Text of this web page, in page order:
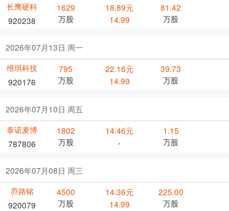
长鹰硬科
920238
1629
万股
18.89元
14.99
81.42
万股
2026年07月13日 周一
维琪科技
920176
795
万股
22.16元
14.99
39.73
万股
2026年07月10日 周五
泰诺麦博
787806
1802
万股
14.46元
-
1.15
万股
2026年07月08日 周三
乔路铭
920079
4500
万股
14.36元
14.99
225.00
万股